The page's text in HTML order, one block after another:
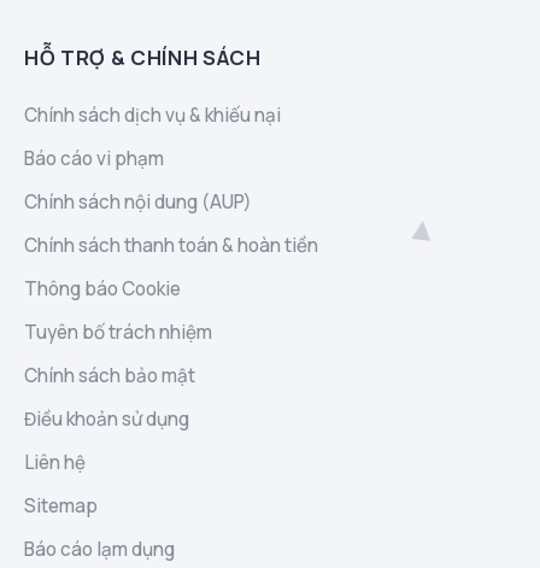
HỖ TRỢ & CHÍNH SÁCH
Chính sách dịch vụ & khiếu nại
Báo cáo vi phạm
Chính sách nội dung (AUP)
Chính sách thanh toán & hoàn tiền
Thông báo Cookie
Tuyên bố trách nhiệm
Chính sách bảo mật
Điều khoản sử dụng
Liên hệ
Sitemap
Báo cáo lạm dụng